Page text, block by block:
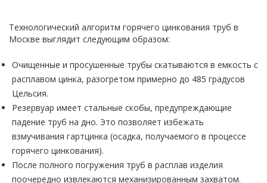
Технологический алгоритм горячего цинкования труб в
Москве выглядит следующим образом:
Очищенные и просушенные трубы скатываются в емкость с
расплавом цинка, разогретом примерно до 485 градусов
Цельсия.
Резервуар имеет стальные скобы, предупреждающие
падение труб на дно. Это позволяет избежать
взмучивания гартцинка (осадка, получаемого в процессе
горячего цинкования).
После полного погружения труб в расплав изделия
поочередно извлекаются механизированным захватом.